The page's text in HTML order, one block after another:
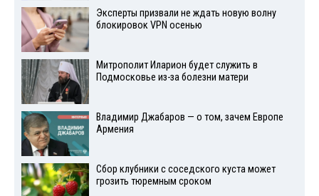
Эксперты призвали не ждать новую волну
блокировок VPN осенью
Митрополит Иларион будет служить в
Подмосковье из-за болезни матери
Владимир Джабаров — о том, зачем Европе
Армения
Сбор клубники с соседского куста может
грозить тюремным сроком